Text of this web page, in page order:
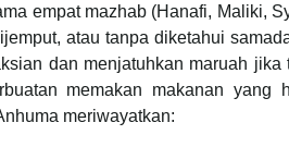
empat mazhab (Hanafi, Maliki,
atau tanpa diketahui
dan menjatuhkan maruah
memakan makanan
meriwayatkan: